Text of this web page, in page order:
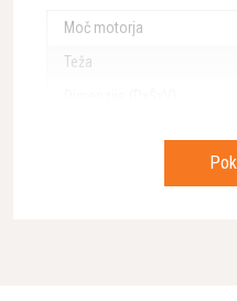
Moč motorja
Teža